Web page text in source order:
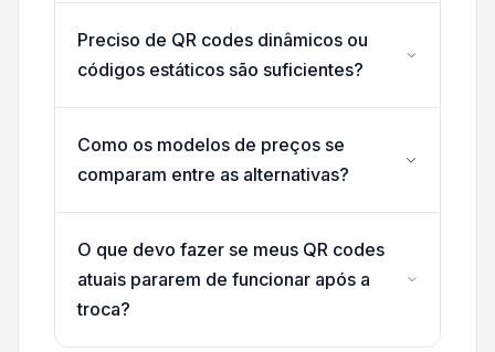
Preciso de QR codes dinâmicos ou
códigos estáticos são suficientes?
Como os modelos de preços se
comparam entre as alternativas?
O que devo fazer se meus QR codes
atuais pararem de funcionar após a
troca?